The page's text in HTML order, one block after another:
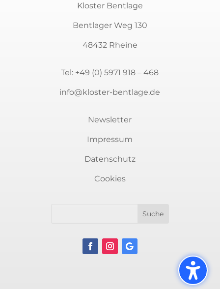
Kloster Bentlage
Bentlager Weg 130
48432 Rheine
Tel: +49 (0) 5971 918 – 468
info@kloster-bentlage.de
Newsletter
Impressum
Datenschutz
Cookies